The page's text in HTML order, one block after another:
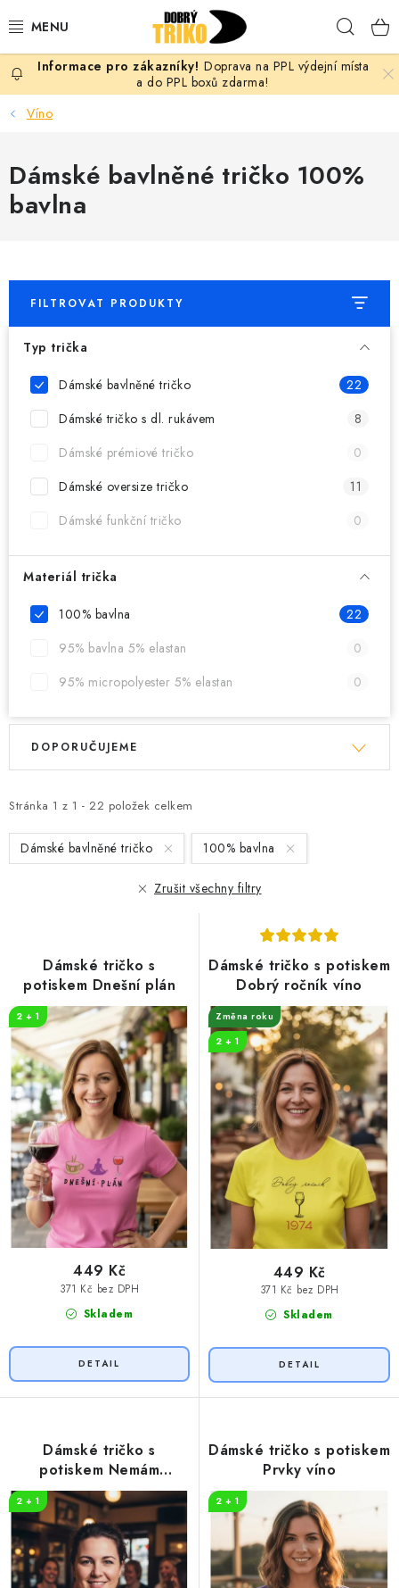
na
PRO ŽENY
PRO MUŽE
PRO DĚTI
DOPLŇKY
VLASTNÍ MOTIV
TRIČKA
OKAMŽITĚ K ODBĚRU
B2B
VÁNOCE
Časté otázky
Doprava a platba
Zásady zpracování ochrany osobních údajů
Kontakty
Doprava na PPL výdejní místa
a do PPL boxů zdarma!
Víno
Dámské bavlněné tričko 100%
bavlna
FILTROVAT PRODUKTY
Typ trička
Dámské bavlněné tričko
22
Dámské tričko s dl. rukávem
8
Dámské prémiové tričko
0
Dámské oversize tričko
11
Dámské funkční tričko
0
Materiál trička
100% bavlna
22
95% bavlna 5% elastan
0
95% micropolyester 5% elastan
0
V
i
s
p
t
ů
Stránka 1 z 1 - 22 položek celkem
Ř
e
n
í
k
t
ů
DOPORUČUJEME
Dámské bavlněné tričko 100% bavlna
Zrušit všechny filtry
Dámské tričko s
potiskem Dnešní plán
2 + 1
Skladem
371 Kč bez DPH
449 Kč
Dámské tričko s potiskem
Dobrý ročník víno
Změna roku
2 + 1
Skladem
371 Kč bez DPH
449 Kč
Dámské tričko s
potiskem Nemám
problém s alkoholem
2 + 1
Dámské tričko s potiskem
Prvky víno
2 + 1